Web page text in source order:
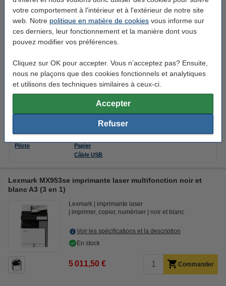
votre comportement à l'intérieur et à l'extérieur de notre site
web. Notre politique en matière de cookies vous informe sur
ces derniers, leur fonctionnement et la manière dont vous
pouvez modifier vos préférences.
Cliquez sur OK pour accepter. Vous n’acceptez pas? Ensuite,
nous ne plaçons que des cookies fonctionnels et analytiques
et utilisons des techniques similaires à ceux-ci.
Accepter
Refuser
Astuce : prolongez la garantie de votre imprimante jusqu'à :
3 ans de garantie sur Lexmark CX431adw
79,95 €
5 ans de garantie sur Lexmark CX431adw
120,95 €
plus d'infos sur la garantie prolongée
Caractéristiques
Pilote
Toners
Papier
Câble USB
Lexmark MX953se imprimante laser multifonction noir et
blanc A3 (3 en 1)
Lexmark
imprimante laser
imprimer, copier, numériser
noir et blanc
Voir les spécifications et la description
En stock
5 011,50 € Commander